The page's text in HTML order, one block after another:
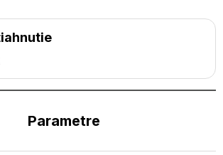
Parametre